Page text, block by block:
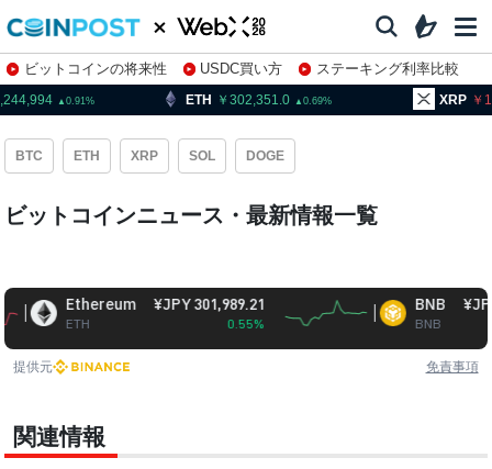
ビットコインの将来性 USDC買い方
ステーキング利率比較
株特集・関連銘柄
0.91 ETH 302,351.0 0.69 XRP
BTC ETH XRP SOL DOGE
ビットコインニュース・最新情報一覧
Ethereum
ETH
¥JPY 301,989.21 BNB
BNB
¥JPY
提供元 免責事項
関連情報